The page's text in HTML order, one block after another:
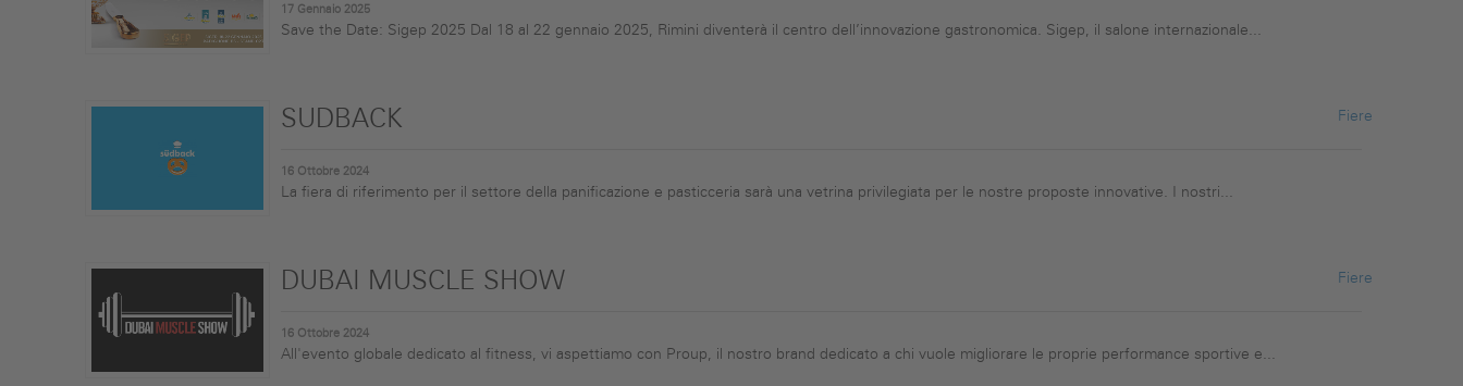
17 Gennaio 2025
Save the Date: Sigep 2025 Dal 18 al 22 gennaio 2025, Rimini diventerà il centro dell’innovazione gastronomica. Sigep, il salone internazionale...
SUDBACK
16 Ottobre 2024
La fiera di riferimento per il settore della panificazione e pasticceria sarà una vetrina privilegiata per le nostre proposte innovative. I nostri...
Fiere
DUBAI MUSCLE SHOW
16 Ottobre 2024
All'evento globale dedicato al fitness, vi aspettiamo con Proup, il nostro brand dedicato a chi vuole migliorare le proprie performance sportive e...
Fiere